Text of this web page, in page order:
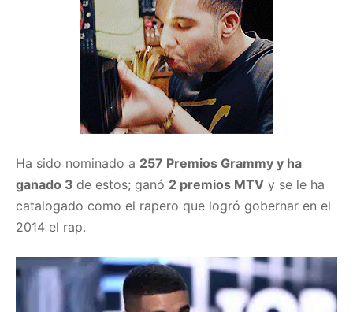
Ha sido nominado a 257 Premios Grammy y ha
ganado 3 de estos; ganó 2 premios MTV y se le ha
catalogado como el rapero que logró gobernar en el
2014 el rap.